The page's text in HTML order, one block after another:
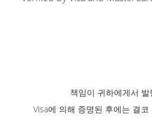
책임이 귀하에게서
Visa에 의해 증명된 후에는 결